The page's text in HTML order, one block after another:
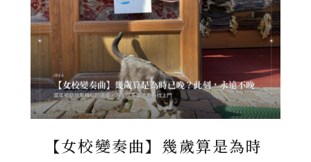
【女校變奏曲】幾歲算是為時